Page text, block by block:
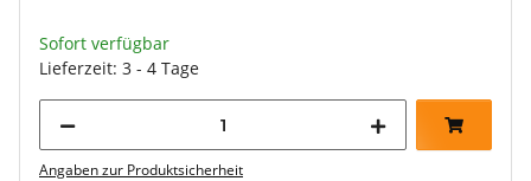
Sofort verfügbar
Lieferzeit: 3 - 4 Tage
Angaben zur Produktsicherheit